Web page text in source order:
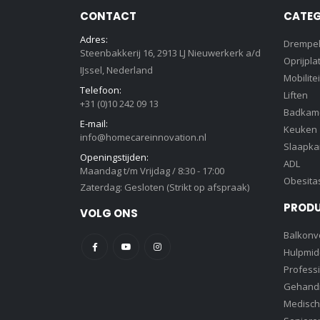
CONTACT
Adres:
Steenbakkerij 16, 2913 LJ Nieuwerkerk a/d
IJssel, Nederland
Telefoon:
+31 (0)10 242 09 13
E-mail:
info@homecareinnovation.nl
Openingstijden:
Maandag t/m Vrijdag / 8:30 - 17:00
Zaterdag: Gesloten (Strikt op afspraak)
VOLG ONS
Liften
Keuken
ADL